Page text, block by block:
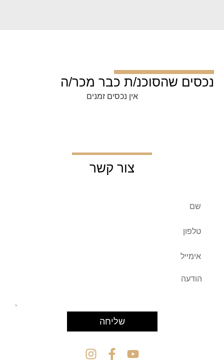
נכסים שהסוכנ/ת כבר מכר/ה
אין נכסים זמנים
צור קשר
שליחה